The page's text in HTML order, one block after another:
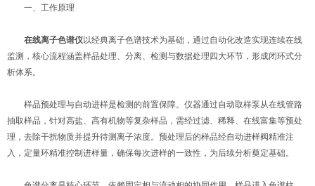
一、工作原理
在线离子色谱仪以经典离子色谱技术为基础，通过自动化改造实现连续在线
监测，核心流程涵盖样品处理、分离、检测与数据处理四大环节，形成闭环式分
析体系。
样品预处理与自动进样是检测的前置保障。仪器通过自动取样泵从在线管路
抽取样品，针对高盐、高有机物等复杂样品，需经过滤、稀释、在线富集等预处
理，去除干扰物质并提升待测离子浓度。预处理后的样品经自动进样阀精准注
入，定量环精准控制进样量，确保每次进样的一致性，为后续分析奠定基础。